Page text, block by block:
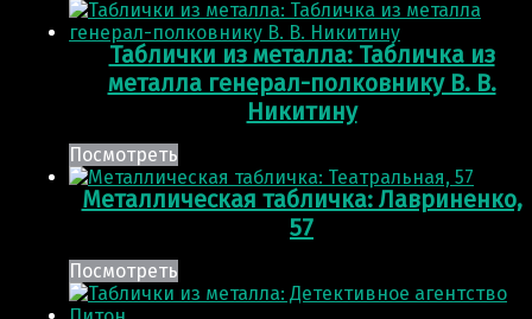
Таблички из металла: Табличка из
металла генерал-полковнику В. В.
Никитину
Посмотреть
Металлическая табличка: Лавриненко,
57
Посмотреть